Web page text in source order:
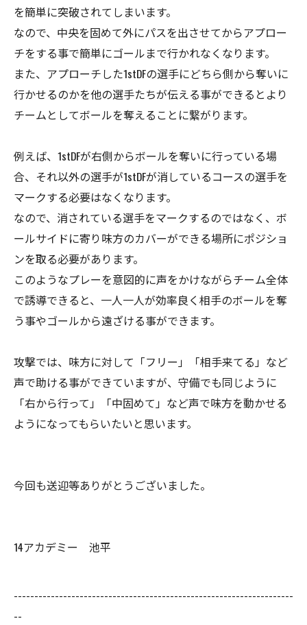
を簡単に突破されてしまいます。
なので、中央を固めて外にパスを出させてからアプロー
チをする事で簡単にゴールまで行かれなくなります。
また、アプローチした1stDFの選手にどちら側から奪いに
行かせるのかを他の選手たちが伝える事ができるとより
チームとしてボールを奪えることに繋がります。
例えば、1stDFが右側からボールを奪いに行っている場
合、それ以外の選手が1stDFが消しているコースの選手を
マークする必要はなくなります。
なので、消されている選手をマークするのではなく、ボ
ールサイドに寄り味方のカバーができる場所にポジショ
ンを取る必要があります。
このようなプレーを意図的に声をかけながらチーム全体
で誘導できると、一人一人が効率良く相手のボールを奪
う事やゴールから遠ざける事ができます。
攻撃では、味方に対して「フリー」「相手来てる」など
声で助ける事ができていますが、守備でも同じように
「右から行って」「中固めて」など声で味方を動かせる
ようになってもらいたいと思います。
今回も送迎等ありがとうございました。
14アカデミー 池平
--------------------------------------------------------------------
--